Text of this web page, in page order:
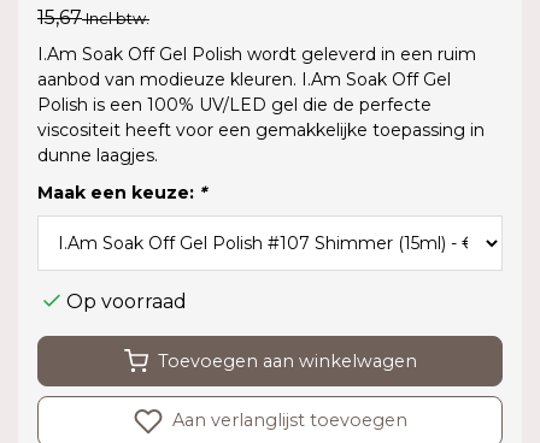
15,67Incl btw.
I.Am Soak Off Gel Polish wordt geleverd in een ruim
aanbod van modieuze kleuren. I.Am Soak Off Gel
Polish is een 100% UV/LED gel die de perfecte
viscositeit heeft voor een gemakkelijke toepassing in
dunne laagjes.
Maak een keuze: *
Op voorraad
Toevoegen aan winkelwagen
Aan verlanglijst toevoegen